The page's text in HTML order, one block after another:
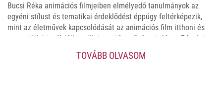
Bucsi Réka animációs filmjeiben elmélyedő tanulmányok az
egyéni stílust és tematikai érdeklődést éppúgy feltérképezik,
mint az életművek kapcsolódását az animációs film itthoni és
nemzetközi tradícióihoz, illetve a társművészetekhez. Részletes
elemzések olvashatók olyan nagysikerű animációkról, mint
például a Jónás, a Hamu, a Vigyázat, lépcső!, a Jelenések, a
TOVÁBB OLVASOM